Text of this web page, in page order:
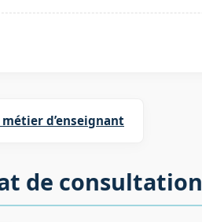
métier d’enseignant
de consultation